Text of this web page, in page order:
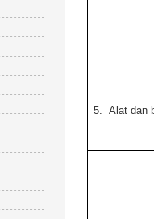
5. Alat dan